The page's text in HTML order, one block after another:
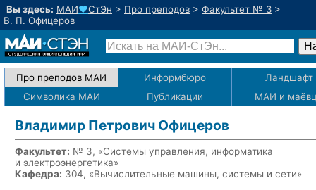
Вы здесь: МАИ♥СтЭн > Про преподов > Факультет № 3 >
В. П. Офицеров
Про преподов МАИ Информбюро
Ландшафт
Символика МАИ
Публикации МАИ и
Владимир Петрович Офицеров
Факультет: № 3, «Системы управления, информатика
и электроэнергетика»
Кафедра: 304, «Вычислительные машины, системы и сети»